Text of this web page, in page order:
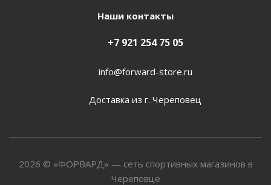
Наши контакты
+7 921 254 75 05
info@forward-store.ru
Доставка из г. Череповец
2026 © «ФОРВАРД» — сеть спортивных магазинов в
Череповце